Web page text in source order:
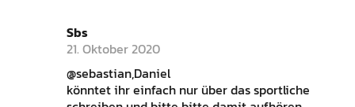
Sbs
21. Oktober 2020
@sebastian,Daniel
könntet ihr einfach nur über das sportliche